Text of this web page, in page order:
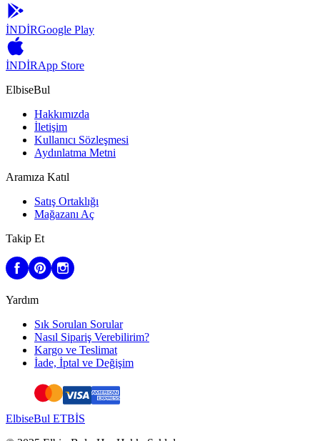
İNDİRGoogle Play
İNDİRApp Store
ElbiseBul
Hakkımızda
İletişim
Kullanıcı Sözleşmesi
Aydınlatma Metni
Aramıza Katıl
Satış Ortaklığı
Mağazanı Aç
Takip Et
Yardım
Sık Sorulan Sorular
Nasıl Sipariş Verebilirim?
Kargo ve Teslimat
İade, İptal ve Değişim
ElbiseBul ETBİS